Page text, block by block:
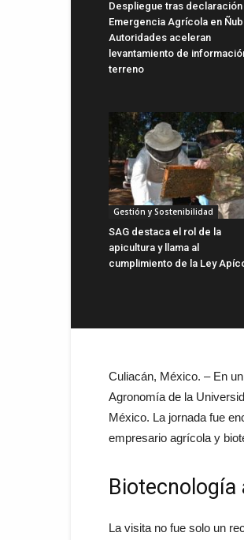
Despliegue tras declaración
Emergencia Agrícola en
Autoridades aceleran
levantamiento de
terreno
Gestión y Sostenibilidad
SAG destaca el rol de la
apicultura y llama al
cumplimiento de la Ley
Culiacán, México. – En
Agronomía de la
México. La jornada fue
empresario agrícola y
Biotecnología
La visita no fue solo un